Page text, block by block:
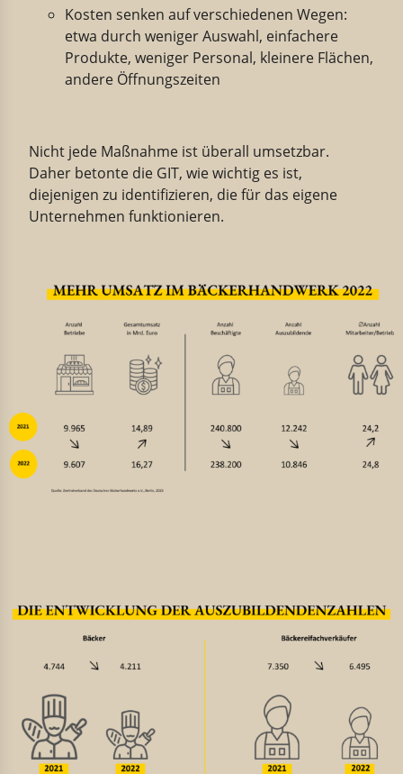
Kosten senken auf verschiedenen Wegen:
etwa durch weniger Auswahl, einfachere
Produkte, weniger Personal, kleinere Flächen,
andere Öffnungszeiten
Nicht jede Maßnahme ist überall umsetzbar.
Daher betonte die GIT, wie wichtig es ist,
diejenigen zu identifizieren, die für das eigene
Unternehmen funktionieren.